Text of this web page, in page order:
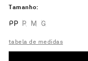
Tamanho
PP P M G
tabela de medidas